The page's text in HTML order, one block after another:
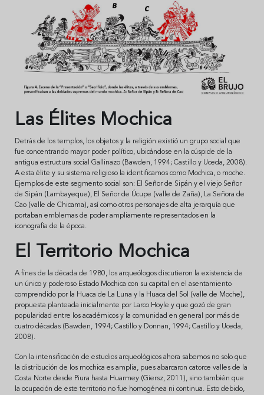
Las Élites Mochica
Detrás de los templos, los objetos y la religión existió un grupo social que
fue concentrando mayor poder político, ubicándose en la cúspide de la
antigua estructura social Gallinazo (Bawden, 1994; Castillo y Uceda, 2008).
A esta élite y su sistema religioso la identificamos como Mochica, o moche.
Ejemplos de este segmento social son: El Señor de Sipán y el viejo Señor
de Sipán (Lambayeque), El Señor de Úcupe (valle de Zaña), La Señora de
Cao (valle de Chicama), así como otros personajes de alta jerarquía que
portaban emblemas de poder ampliamente representados en la
iconografía de la época.
El Territorio Mochica
A fines de la década de 1980, los arqueólogos discutieron la existencia de
un único y poderoso Estado Mochica con su capital en el asentamiento
comprendido por la Huaca de La Luna y la Huaca del Sol (valle de Moche),
propuesta planteada inicialmente por Larco Hoyle y que gozó de gran
popularidad entre los académicos y la comunidad en general por más de
cuatro décadas (Bawden, 1994; Castillo y Donnan, 1994; Castillo y Uceda,
2008).
Con la intensificación de estudios arqueológicos ahora sabemos no solo que
la distribución de los mochica es amplia, pues abarcaron catorce valles de la
Costa Norte desde Piura hasta Huarmey (Giersz, 2011), sino también que
la ocupación de este territorio no fue homogénea ni continua. Esto debido,